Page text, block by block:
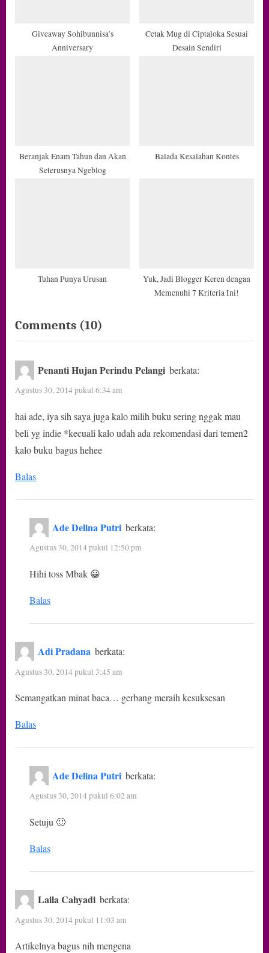
Giveaway Sohibunnisa’s
Anniversary
Cetak Mug di Ciptaloka Sesuai
Desain Sendiri
Beranjak Enam Tahun dan Akan
Seterusnya Ngeblog
Balada Kesalahan Kontes
Tuhan Punya Urusan
Yuk, Jadi Blogger Keren dengan
Memenuhi 7 Kriteria Ini!
Comments (10)
“Pentingnya
Penanti Hujan Perindu Pelangi berkata:
Agustus 30, 2014 pukul 6:34 am
hai ade, iya sih saya juga kalo milih buku sering nggak mau
beli yg indie *kecuali kalo udah ada rekomendasi dari temen2
kalo buku bagus hehee
Balas
Ade Delina Putri berkata:
Agustus 30, 2014 pukul 12:50 pm
Hihi toss Mbak 😀
Balas
Adi Pradana berkata:
Agustus 30, 2014 pukul 3:45 am
Semangatkan minat baca… gerbang meraih kesuksesan
Balas
Ade Delina Putri berkata:
Agustus 30, 2014 pukul 6:02 am
Setuju 🙂
Balas
Laila Cahyadi berkata:
Agustus 30, 2014 pukul 11:03 am
Artikelnya bagus nih mengena